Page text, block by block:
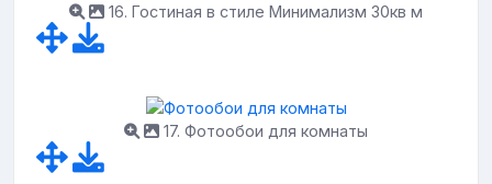
16. Гостиная в стиле Минимализм 30кв м
17. Фотообои для комнаты